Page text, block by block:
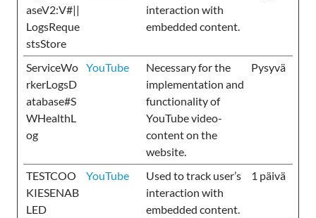
aseV2:V#||
LogsReque
stsStore
interaction with
embedded content.
ServiceWo
rkerLogsD
atabase#S
WHealthL
og
YouTube
Necessary for the
implementation and
functionality of
YouTube video-
content on the
website.
Pysyvä
TESTCOO
KIESENAB
LED
YouTube
Used to track user’s
interaction with
embedded content.
1 päivä